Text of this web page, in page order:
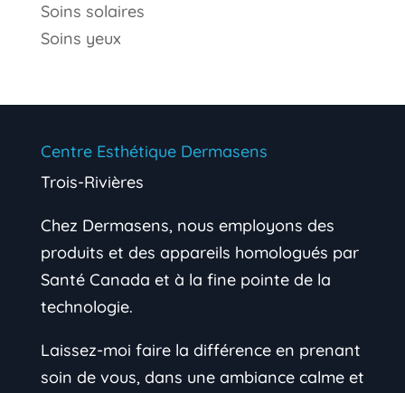
Soins solaires
Soins yeux
Centre Esthétique Dermasens
Trois-Rivières
Chez Dermasens, nous employons des
produits et des appareils homologués par
Santé Canada et à la fine pointe de la
technologie.
Laissez-moi faire la différence en prenant
soin de vous, dans une ambiance calme et